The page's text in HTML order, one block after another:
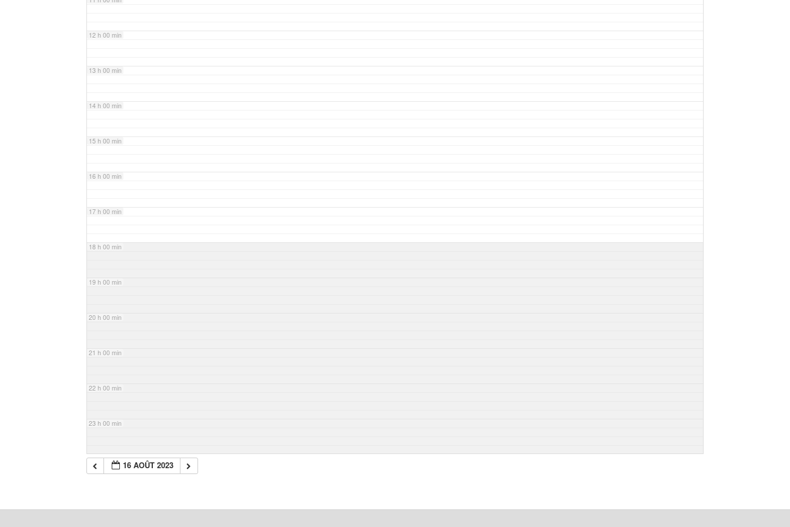
12 h 00 min
13 h 00 min
14 h 00 min
15 h 00 min
16 h 00 min
17 h 00 min
18 h 00 min
19 h 00 min
20 h 00 min
21 h 00 min
22 h 00 min
23 h 00 min
16 AOÛT 2023